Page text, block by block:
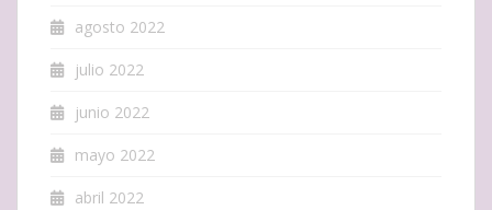
agosto 2022
julio 2022
junio 2022
mayo 2022
abril 2022